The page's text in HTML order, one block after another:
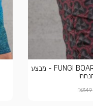
בגד ים סול FUNGI BOARDSHORTS - מבצע
₪349